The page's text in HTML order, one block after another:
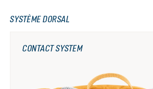
SYSTÈME DORSAL
CONTACT SYSTEM